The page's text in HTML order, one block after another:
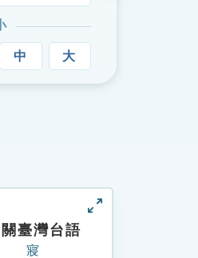
中 大
臺灣台語
寢